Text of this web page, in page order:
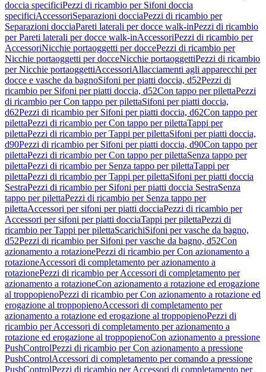
doccia specificiPezzi di ricambio per Sifoni doccia
specificiAccessoriSeparazioni docciaPezzi di ricambio per
Separazioni docciaPareti laterali per docce walk-inPezzi di ricambio
per Pareti laterali per docce walk-inAccessoriPezzi di ricambio per
AccessoriNicchie portaoggetti per doccePezzi di ricambio per
Nicchie portaoggetti per docceNicchie portaoggettiPezzi di ricambio
per Nicchie portaoggettiAccessoriAllacciamenti agli apparecchi per
docce e vasche da bagnoSifoni per piatti doccia, d52Pezzi di
ricambio per Sifoni per piatti doccia, d52Con tappo per pilettaPezzi
di ricambio per Con tappo per pilettaSifoni per piatti doccia,
d62Pezzi di ricambio per Sifoni per piatti doccia, d62Con tappo per
pilettaPezzi di ricambio per Con tappo per pilettaTappi per
pilettaPezzi di ricambio per Tappi per pilettaSifoni per piatti doccia,
d90Pezzi di ricambio per Sifoni per piatti doccia, d90Con tappo per
pilettaPezzi di ricambio per Con tappo per pilettaSenza tappo per
pilettaPezzi di ricambio per Senza tappo per pilettaTappi per
pilettaPezzi di ricambio per Tappi per pilettaSifoni per piatti doccia
SestraPezzi di ricambio per Sifoni per piatti doccia SestraSenza
tappo per pilettaPezzi di ricambio per Senza tappo per
pilettaAccessori per sifoni per piatti docciaPezzi di ricambio per
Accessori per sifoni per piatti docciaTappi per pilettaPezzi di
ricambio per Tappi per pilettaScarichiSifoni per vasche da bagno,
d52Pezzi di ricambio per Sifoni per vasche da bagno, d52Con
azionamento a rotazionePezzi di ricambio per Con azionamento a
rotazioneAccessori di completamento per azionamento a
rotazionePezzi di ricambio per Accessori di completamento per
azionamento a rotazioneCon azionamento a rotazione ed erogazione
al troppopienoPezzi di ricambio per Con azionamento a rotazione ed
erogazione al troppopienoAccessori di completamento per
azionamento a rotazione ed erogazione al troppopienoPezzi di
ricambio per Accessori di completamento per azionamento a
rotazione ed erogazione al troppopienoCon azionamento a pressione
PushControlPezzi di ricambio per Con azionamento a pressione
PushControlAccessori di completamento per comando a pressione
PushControlPezzi di ricambio per Accessori di completamento per